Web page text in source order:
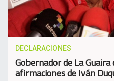
DECLARACIONES
Gobernador de La
afirmaciones de Iván